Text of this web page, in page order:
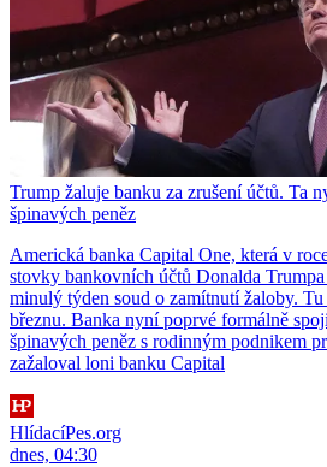
Trump žaluje banku za zrušení účtů. Ta
špinavých peněz
Americká banka Capital One, která v
stovky bankovních účtů Donalda
minulý týden soud o zamítnutí žaloby.
březnu. Banka nyní poprvé formálně
špinavých peněz s rodinným podnikem
zažaloval loni banku Capital
HlídacíPes.org
dnes, 04:30